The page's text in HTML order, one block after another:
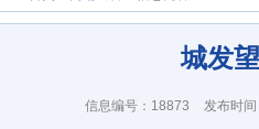
城发
信息编号：18873 发布时